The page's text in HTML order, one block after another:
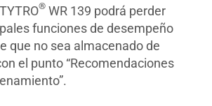
® WR 139 podrá perder
funciones de desempeño
que no sea almacenado de
el punto “Recomendaciones